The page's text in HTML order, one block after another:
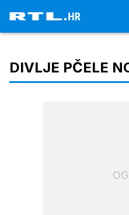
DIVLJE PČELE